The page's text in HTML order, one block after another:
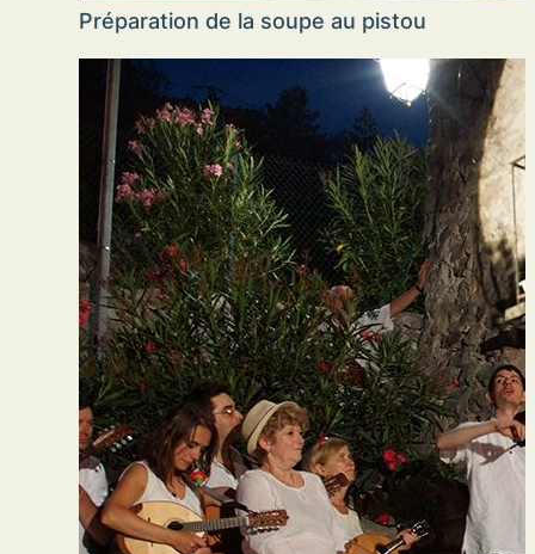
Préparation de la soupe au pistou